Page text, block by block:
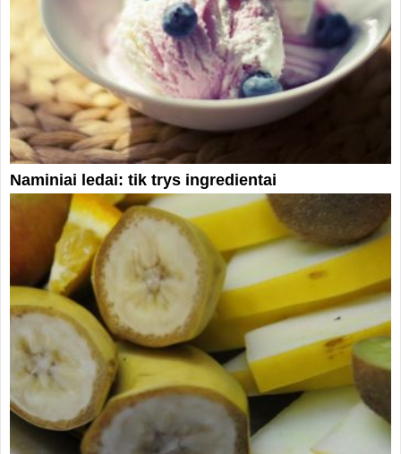
Naminiai ledai: tik trys ingredientai